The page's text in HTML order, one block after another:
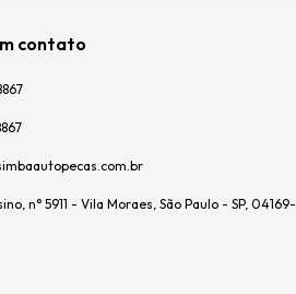
contato
n° 5911 - Vila Moraes, São Paulo - SP, 04169-